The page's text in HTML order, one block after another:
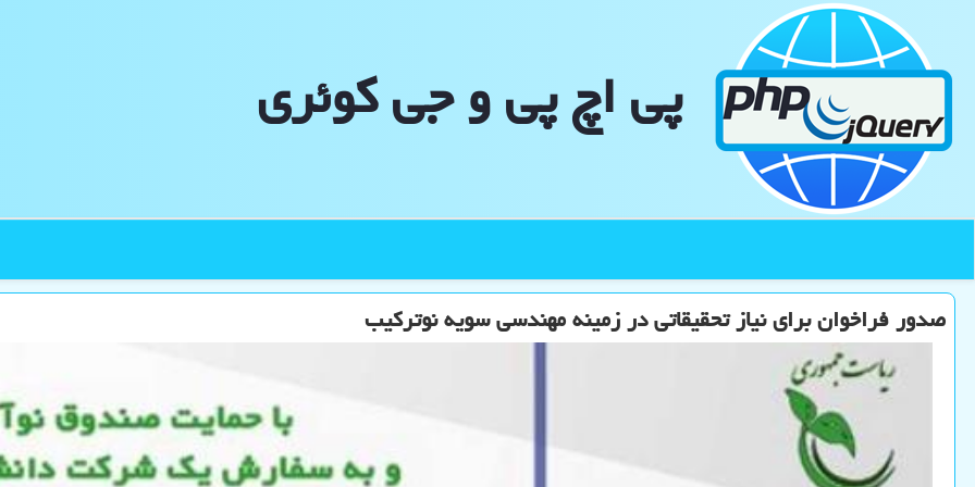
پی اچ پی و جی كوئری
صدور فراخوان برای نیاز تحقیقاتی در زمینه مهندسی سویه نوتركیب